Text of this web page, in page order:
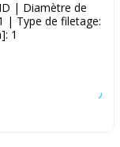
| Diamètre de
| Type de filetage:
1